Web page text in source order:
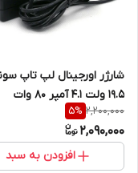
شارژر اورجینال لپ تاپ
19.5 ولت 4.1 آمپر 80 وات
2,200,000
5%
2,090,000
افزودن به سبد